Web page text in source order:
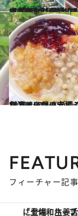
2022.9.25
【2度目の台湾旅は、暮らすように】 台北在住青木由香さん「実は山だらけ ハイキングがとても身近です」
旅＆お出かけ
2015.10.8
11月まで暑さが続く南国台湾でリサーチ！ ひんやりスイーツの穴場ショップ
旅＆お出かけ
フィーチャー記事
「土佐